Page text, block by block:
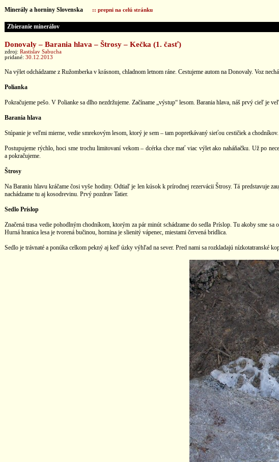
Minerály a horniny Slovenska :: prepni na celú stránku
Zbieranie minerálov
Donovaly – Barania hlava – Štrosy – Kečka (1. časť)
zdroj: Rastislav Sabucha
pridané: 30.12.2013
Na výlet odchádzame z Ružomberka v krásnom, chladnom letnom ráne. Cestujeme autom na Donovaly. Voz
Polianka
Pokračujeme pešo. V Polianke sa dlho nezdržujeme. Začíname „výstup“ lesom. Barania hlava, náš prvý cieľ
Barania hlava
Stúpanie je veľmi mierne, vedie smrekovým lesom, ktorý je sem – tam popretkávaný sieťou cestičiek a
Postupujeme rýchlo, hoci sme trochu limitovaní vekom – dcérka chce mať viac výlet ako naháňačku. Už po
a pokračujeme.
Štrosy
Na Baraniu hlavu kráčame čosi vyše hodiny. Odtiaľ je len kúsok k prírodnej rezervácii Štrosy. Tá predstavuje
nachádzame tu aj kosodrevinu. Prvý pozdrav Tatier.
Sedlo Príslop
Značená trasa vedie pohodlným chodníkom, ktorým za pár minút schádzame do sedla Príslop. Tu akoby sme
Hurná hranica lesa je tvorená bučinou, hornina je slienitý vápenec, miestami červená bridlica.
Sedlo je trávnaté a ponúka celkom pekný aj keď úzky výhľad na sever. Pred nami sa rozkladajú nízkotatranské